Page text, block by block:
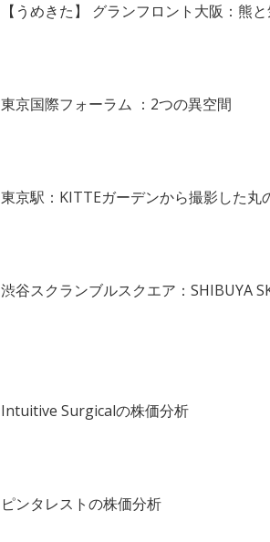
【うめきた】 グランフロント大阪：熊
東京国際フォーラム ：2つの異空間
東京駅：KITTEガーデンから撮影した丸
渋谷スクランブルスクエア：SHIBUYA
Intuitive Surgicalの株価分析
ピンタレストの株価分析